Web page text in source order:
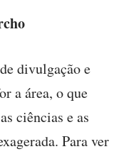
divulgação e
a área, o que
ciências e as
Para ver